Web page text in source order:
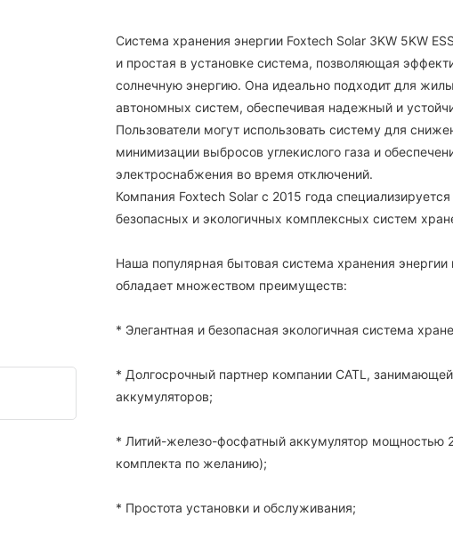
Система хранения энергии Foxtech Solar 3KW 5KW
и простая в установке система, позволяющая
солнечную энергию. Она идеально подходит для
автономных систем, обеспечивая надежный и
Пользователи могут использовать систему для
минимизации выбросов углекислого газа и
электроснабжения во время отключений.
Компания Foxtech Solar с 2015 года
безопасных и экологичных комплексных систем
Наша популярная бытовая система хранения
обладает множеством преимуществ:
* Элегантная и безопасная экологичная система
* Долгосрочный партнер компании CATL,
аккумуляторов;
* Литий-железо-фосфатный аккумулятор мощностью
комплекта по желанию);
* Простота установки и обслуживания;